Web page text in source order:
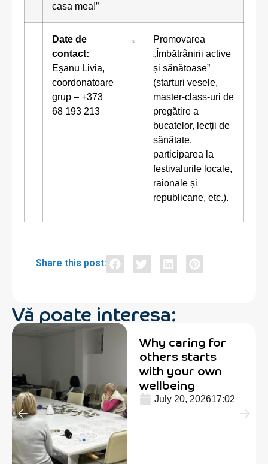
casa mea!”
Date de
contact:
Eșanu Livia,
coordonatoare
grup – +373
68 193 213
Promovarea
„Îmbătrânirii active
și sănătoase”
(starturi vesele,
master-class-uri de
pregătire a
bucatelor, lecții de
sănătate,
participarea la
festivalurile locale,
raionale și
republicane, etc.).
Share this post:
Vă poate interesa:
Why caring for
others starts
with your own
wellbeing
July 20, 202617:02